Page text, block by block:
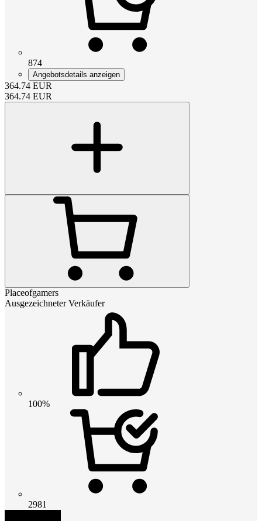
874
Angebotsdetails anzeigen
364.74 EUR
364.74 EUR
Placeofgamers
Ausgezeichneter Verkäufer
100%
2981